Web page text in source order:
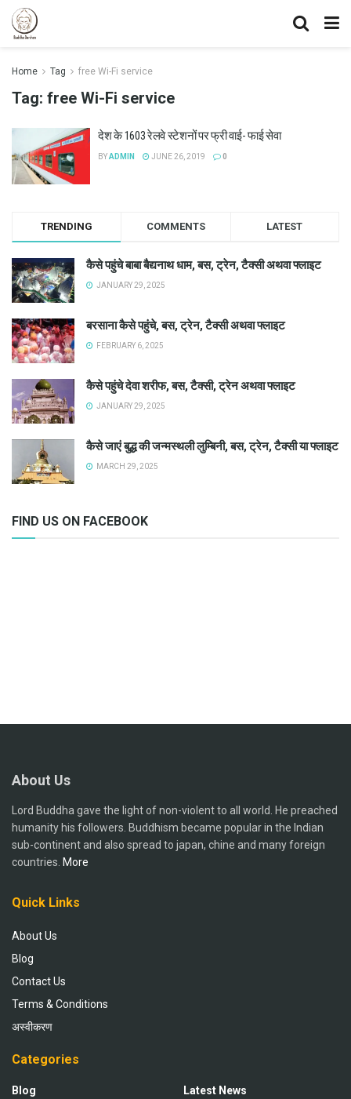
Home Tag free Wi-Fi service
Tag: free Wi-Fi service
देश के 1603 रेलवे स्टेशनों पर फ्री वाई- फाई सेवा
BYADMIN JUNE 26, 2019 0
TRENDING COMMENTS LATEST
कैसे पहुंचे बाबा बैद्यनाथ धाम, बस, ट्रेन, टैक्सी अथवा फ्लाइट
JANUARY 29, 2025
बरसाना कैसे पहुंचे, बस, ट्रेन, टैक्सी अथवा फ्लाइट
FEBRUARY 6, 2025
कैसे पहुंचे देवा शरीफ, बस, टैक्सी, ट्रेन अथवा फ्लाइट
JANUARY 29, 2025
कैसे जाएं बुद्ध की जन्मस्थली लुम्बिनी, बस, ट्रेन, टैक्सी या फ्लाइट
MARCH 29, 2025
FIND US ON FACEBOOK
About Us
Lord Buddha gave the light of non-violent to all world. He preached
humanity his followers. Buddhism became popular in the Indian
sub-continent and also spread to japan, chine and many foreign
countries. More
Quick Links
About Us
Blog
Contact Us
Terms & Conditions
अस्वीकरण
Categories
Blog
Latest News